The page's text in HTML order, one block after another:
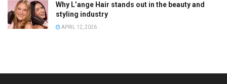
Why L’ange Hair stands out in the beauty and
styling industry
APRIL 12, 2026